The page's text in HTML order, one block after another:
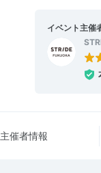
イベント主催
主催者情報